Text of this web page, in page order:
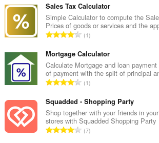
r
t
é
k
e
l
é
s
z
á
m
a
s
z
e
s
r
t
é
k
e
l
é
s
Sales Tax Calculator
Simple Calculator to compute the
Prices of goods or services and the
Ö
s
z
e
s
r
t
é
k
1
Mortgage Calculator
Calculate Mortgage and loan
of payment with the split of principal
Ö
s
z
e
s
1
Squadded - Shopping Party
Shop together with your friends in
stores with Squadded Shopping Party
Ö7